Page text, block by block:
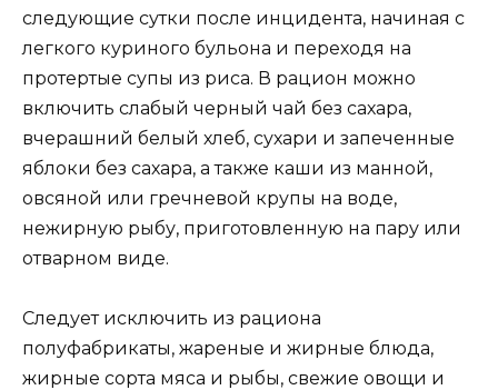
следующие сутки после инцидента, начиная с
легкого куриного бульона и переходя на
протертые супы из риса. В рацион можно
включить слабый черный чай без сахара,
вчерашний белый хлеб, сухари и запеченные
яблоки без сахара, а также каши из манной,
овсяной или гречневой крупы на воде,
нежирную рыбу, приготовленную на пару или
отварном виде.
Следует исключить из рациона
полуфабрикаты, жареные и жирные блюда,
жирные сорта мяса и рыбы, свежие овощи и